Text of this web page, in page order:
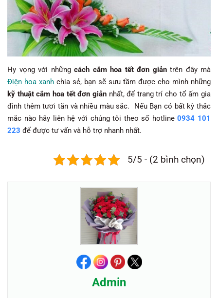
Hy vọng với những cách cắm hoa tết đơn giảntrên đây mà
Điện hoa xanh chia sẻ, bạn sẽ sưu tầm được cho mình những
kỹ thuật cắm hoa tết đơn giảnnhất, để trang trí cho tổ ấm gia
đình thêm tươi tắn và nhiều màu sắc. Nếu Bạn có bất kỳ thắc
mắc nào hãy liên hệ với chúng tôi theo số hotline0934 101
223 để được tư vấn và hỗ trợ nhanh nhất.
5/5 - (2 bình chọn)
Admin